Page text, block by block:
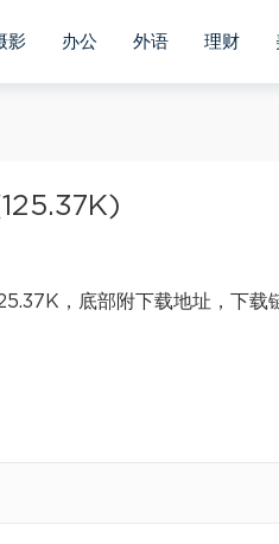
影 办公 外语 理财
，底部附下载地址，下载